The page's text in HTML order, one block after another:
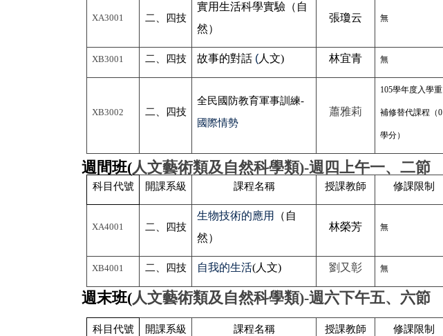
XA3001 二、四技
實用生活科學實驗（自
然）
張瓊云 無
XB3001 二、四技 故事的對話 (人文) 林宜青 無
XB3002 二、四技
全民國防教育軍事訓練-
國際情勢
蕭雅莉
105學年度入學重
補修替代課程 （0
學分）
週間班(人文藝術類及自然科學類)-週四上午一、二節
科目代號 開課系級 課程名稱 授課教師 修課限制
XA4001 二、四技
生物技術的應用
（自
然）
林榮芳 無
XB4001 二、四技 自我的生活(人文) 劉又彰 無
週末班(人文藝術類及自然科學類)-週六下午五、六節
科目代號 開課系級 課程名稱 授課教師 修課限制